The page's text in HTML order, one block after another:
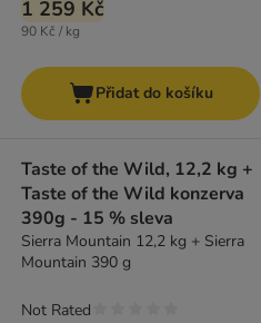
1 259 Kč
90 Kč / kg
Přidat do košíku
Taste of the Wild, 12,2 kg +
Taste of the Wild konzerva
390g - 15 % sleva
Sierra Mountain 12,2 kg + Sierra
Mountain 390 g
Not Rated